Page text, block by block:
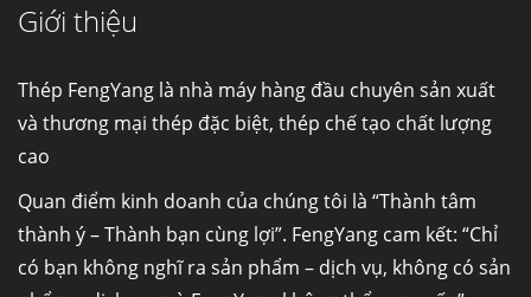
Giới thiệu
Thép FengYang là nhà máy hàng đầu chuyên sản xuất
và thương mại thép đặc biệt, thép chế tạo chất lượng
cao
Quan điểm kinh doanh của chúng tôi là “Thành tâm
thành ý – Thành bạn cùng lợi”. FengYang cam kết: “Chỉ
có bạn không nghĩ ra sản phẩm – dịch vụ, không có sản
máy...
Hợp kim N06625 là hợp kim chịu
nhiệt,...